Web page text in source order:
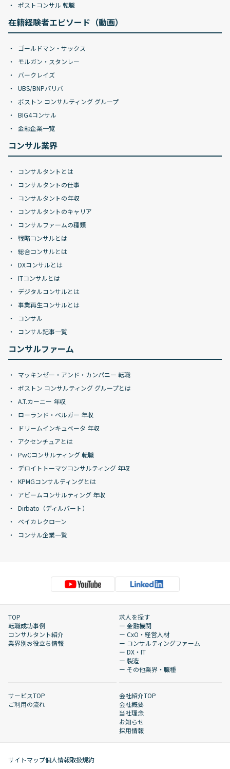
ポストコンサル 転職
在籍経験者エピソード（動画）
ゴールドマン・サックス
モルガン・スタンレー
バークレイズ
UBS/BNPパリバ
ボストン コンサルティング グループ
BIG4コンサル
金融企業一覧
コンサル業界
コンサルタントとは
コンサルタントの仕事
コンサルタントの年収
コンサルタントのキャリア
コンサルファームの種類
戦略コンサルとは
総合コンサルとは
DXコンサルとは
ITコンサルとは
デジタルコンサルとは
事業再生コンサルとは
コンサル
コンサル記事一覧
コンサルファーム
マッキンゼー・アンド・カンパニー 転職
ボストン コンサルティング グループとは
A.T.カーニー 年収
ローランド・ベルガー 年収
ドリームインキュベータ 年収
アクセンチュアとは
PwCコンサルティング 転職
デロイトトーマツコンサルティング 年収
KPMGコンサルティングとは
アビームコンサルティング 年収
Dirbato（ディルバート）
ベイカレクローン
コンサル企業一覧
TOP
転職成功事例
コンサルタント紹介
業界別お役立ち情報
求人を探す
ー 金融機関
ー CxO・経営人材
ー コンサルティングファーム
ー DX・IT
ー 製造
ー その他業界・職種
サービスTOP
ご利用の流れ
会社紹介TOP
会社概要
当社理念
お知らせ
採用情報
サイトマップ個人情報取扱規約